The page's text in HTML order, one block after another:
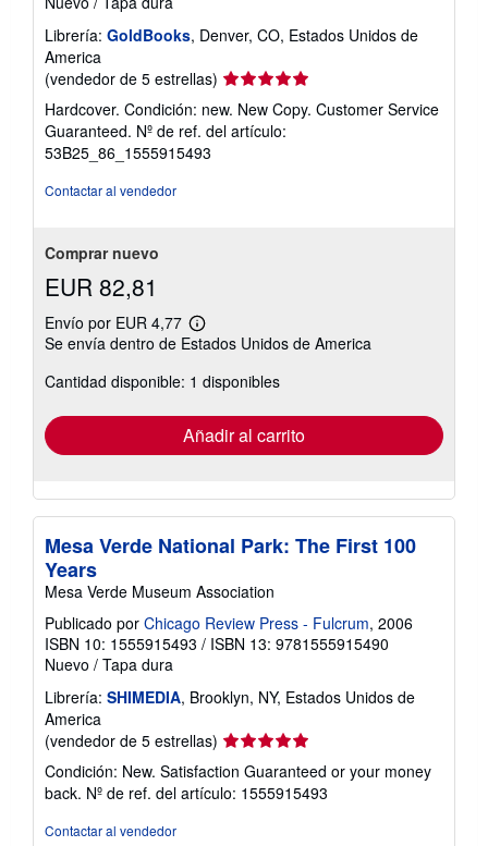
Librería: GoldBooks, Denver, CO, Estados Unidos de
America
(vendedor de 5 estrellas) Calificación
del
vendedor:
5
Hardcover. Condición: new. New Copy. Customer Service
Guaranteed. Nº de ref. del artículo:
53B25_86_1555915493
Contactar al vendedor
Comprar nuevo
EUR 82,81
Envío por EUR 4,77
Más
información
las
tarifas
envío
Se envía dentro de Estados Unidos de America
Cantidad disponible: 1 disponibles
Añadir al carrito
Mesa Verde National Park: The First 100
Years
Mesa Verde Museum Association
Publicado por Chicago Review Press - Fulcrum, 2006
ISBN 10: 1555915493 / ISBN 13: 9781555915490
Nuevo / Tapa dura
Librería: SHIMEDIA, Brooklyn, NY, Estados Unidos de
America
(vendedor de 5 estrellas) Calificación
del
vendedor:
5
Condición: New. Satisfaction Guaranteed or your money
back. Nº de ref. del artículo: 1555915493
Contactar al vendedor